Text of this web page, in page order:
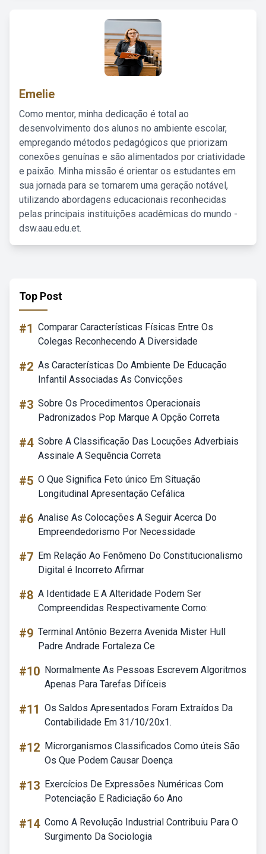
Emelie
Como mentor, minha dedicação é total ao
desenvolvimento dos alunos no ambiente escolar,
empregando métodos pedagógicos que priorizam
conexões genuínas e são alimentados por criatividade
e paixão. Minha missão é orientar os estudantes em
sua jornada para se tornarem uma geração notável,
utilizando abordagens educacionais reconhecidas
pelas principais instituições acadêmicas do mundo -
dsw.aau.edu.et.
Top Post
#1 Comparar Características Físicas Entre Os
Colegas Reconhecendo A Diversidade
#2 As Características Do Ambiente De Educação
Infantil Associadas As Convicções
#3 Sobre Os Procedimentos Operacionais
Padronizados Pop Marque A Opção Correta
#4 Sobre A Classificação Das Locuções Adverbiais
Assinale A Sequência Correta
#5 O Que Significa Feto único Em Situação
Longitudinal Apresentação Cefálica
#6 Analise As Colocações A Seguir Acerca Do
Empreendedorismo Por Necessidade
#7 Em Relação Ao Fenômeno Do Constitucionalismo
Digital é Incorreto Afirmar
#8 A Identidade E A Alteridade Podem Ser
Compreendidas Respectivamente Como:
#9 Terminal Antônio Bezerra Avenida Mister Hull
Padre Andrade Fortaleza Ce
#10 Normalmente As Pessoas Escrevem Algoritmos
Apenas Para Tarefas Difíceis
#11 Os Saldos Apresentados Foram Extraídos Da
Contabilidade Em 31/10/20x1.
#12 Microrganismos Classificados Como úteis São
Os Que Podem Causar Doença
#13 Exercícios De Expressões Numéricas Com
Potenciação E Radiciação 6o Ano
#14 Como A Revolução Industrial Contribuiu Para O
Surgimento Da Sociologia